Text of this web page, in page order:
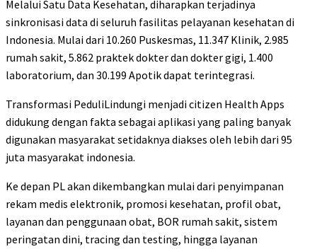
Melalui Satu Data Kesehatan, diharapkan terjadinya
sinkronisasi data di seluruh fasilitas pelayanan kesehatan di
Indonesia. Mulai dari 10.260 Puskesmas, 11.347 Klinik, 2.985
rumah sakit, 5.862 praktek dokter dan dokter gigi, 1.400
laboratorium, dan 30.199 Apotik dapat terintegrasi.
Transformasi PeduliLindungi menjadi citizen Health Apps
didukung dengan fakta sebagai aplikasi yang paling banyak
digunakan masyarakat setidaknya diakses oleh lebih dari 95
juta masyarakat indonesia.
Ke depan PL akan dikembangkan mulai dari penyimpanan
rekam medis elektronik, promosi kesehatan, profil obat,
layanan dan penggunaan obat, BOR rumah sakit, sistem
peringatan dini, tracing dan testing, hingga layanan